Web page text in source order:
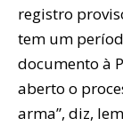
registro
tem um
documento à
aberto o
arma”, diz,